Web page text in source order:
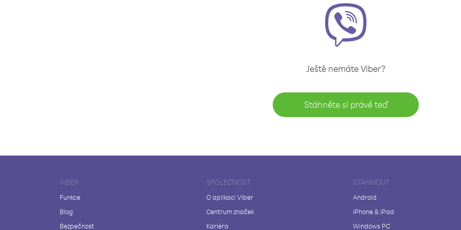
Ještě nemáte Viber?
Stáhněte si právě teď
VIBER
Funkce
Blog
Bezpečnost
SPOLEČNOST
O aplikaci Viber
Centrum značek
Kariéra
STÁHNOUT
Android
iPhone & iPad
Windows PC